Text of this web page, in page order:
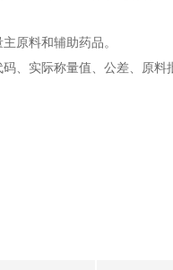
原料和辅助药品。
实际称量值、公差、原料